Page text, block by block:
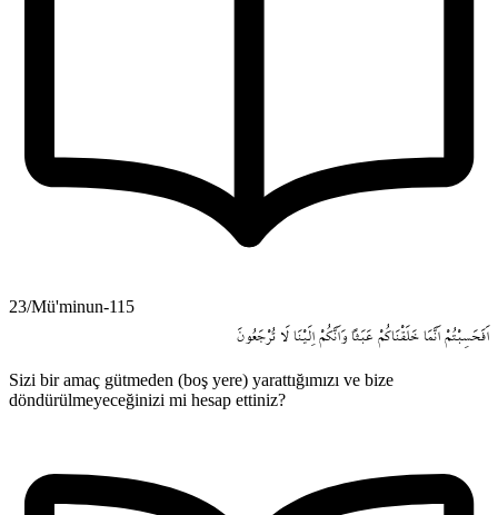
23/Mü'minun-115
اَفَحَسِبْتُمْ اَنَّمَا خَلَقْنَاكُمْ عَبَثاً وَاَنَّكُمْ اِلَيْنَا لَا تُرْجَعُونَ
Sizi bir amaç gütmeden (boş yere) yarattığımızı ve bize
döndürülmeyeceğinizi mi hesap ettiniz?